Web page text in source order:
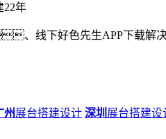
年
、线下好色先生APP下载解
州展台搭建设计 深圳 展台搭建设